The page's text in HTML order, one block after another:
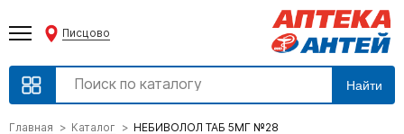
Писцово
Найти
Главная Каталог НЕБИВОЛОЛ ТАБ 5МГ №28